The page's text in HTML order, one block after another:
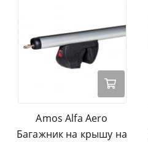
Amos Alfa Aero
Багажник на крышу на